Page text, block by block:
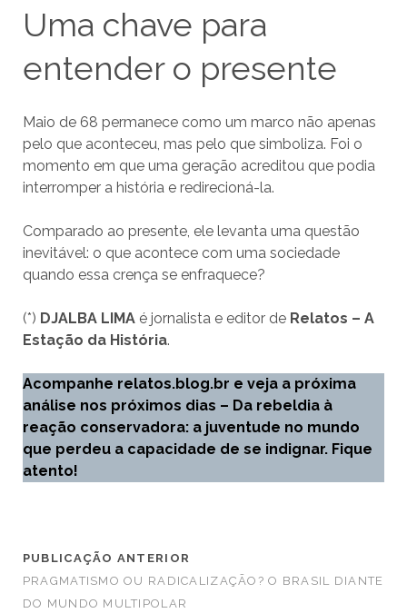
Uma chave para
entender o presente
Maio de 68 permanece como um marco não apenas
pelo que aconteceu, mas pelo que simboliza. Foi o
momento em que uma geração acreditou que podia
interromper a história e redirecioná-la.
Comparado ao presente, ele levanta uma questão
inevitável: o que acontece com uma sociedade
quando essa crença se enfraquece?
(*) DJALBA LIMAé jornalista e editor de Relatos – A
Estação da História.
Acompanhe relatos.blog.br e veja a próxima
análise nos próximos dias – Da rebeldia à
reação conservadora: a juventude no mundo
que perdeu a capacidade de se indignar. Fique
atento!
PUBLICAÇÃO ANTERIOR
PRAGMATISMO OU RADICALIZAÇÃO? O BRASIL DIANTE
DO MUNDO MULTIPOLAR